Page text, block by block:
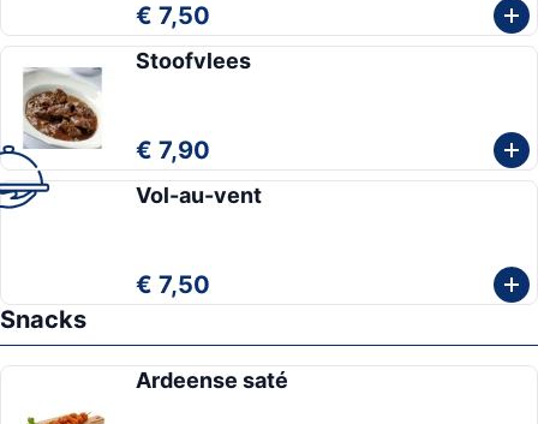
€ 7,50
Stoofvlees
€ 7,90
Vol-au-vent
€ 7,50
Snacks
Ardeense saté